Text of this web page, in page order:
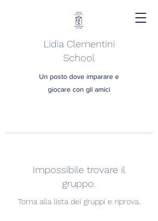
Lidia Clementini
School
Un posto dove imparare e
giocare con gli amici
Impossibile trovare il
gruppo.
Torna alla lista dei gruppi e riprova.